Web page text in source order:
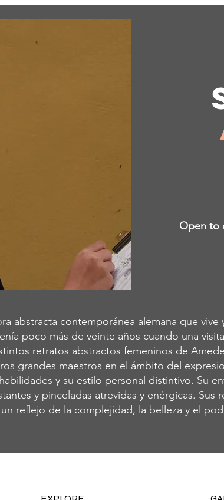
Open to
abstracta contemporánea alemana que
poco más de veinte años cuando una
retratos abstractos femeninos de
grandes maestros en el ámbito del
y su estilo personal distintivo. Su
y pinceladas atrevidas y enérgicas. Sus
reflejo de la complejidad, la belleza y el